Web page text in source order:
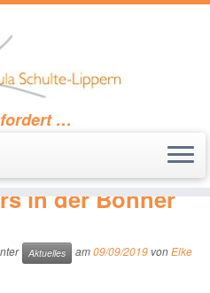
…
in der Bonner
Aktuelles am09/09/2019 vonElke